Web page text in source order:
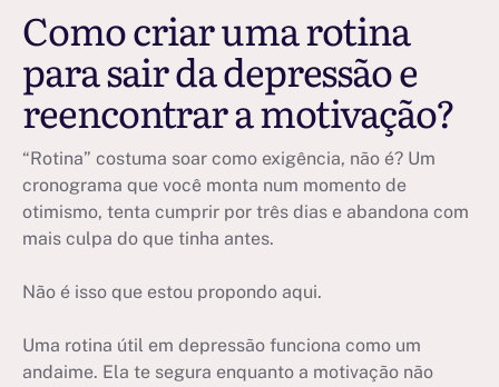
Como criar uma rotina
para sair da depressão e
reencontrar a motivação?
“Rotina” costuma soar como exigência, não é? Um
cronograma que você monta num momento de
otimismo, tenta cumprir por três dias e abandona com
mais culpa do que tinha antes.
Não é isso que estou propondo aqui.
Uma rotina útil em depressão funciona como um
andaime. Ela te segura enquanto a motivação não